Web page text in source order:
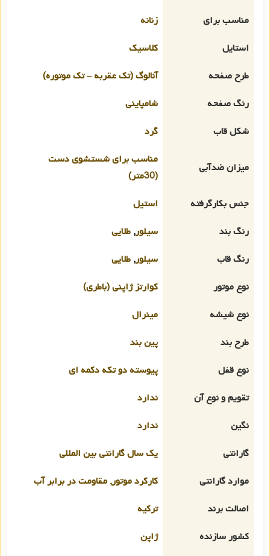
مناسب برای
زنانه
استایل
کلاسیک
طرح صفحه
آنالوگ (تک عقربه – تک موتوره)
رنگ صفحه
شامپاینی
شکل قاب
گرد
میزان ضدآبی
مناسب برای شستشوی دست
(30متر)
جنس بکارگرفته
استیل
رنگ بند
سیلور, طلایی
رنگ قاب
سیلور, طلایی
نوع موتور
کوارتز ژاپنی (باطری)
نوع شیشه
مینرال
طرح بند
پین بند
نوع قفل
پیوسته دو تکه دکمه ای
تقویم و نوع آن
ندارد
نگین
ندارد
گارانتی
یک سال گارانتی بین المللی
موارد گارانتی
کارکرد موتور, مقاومت در برابر آب
اصالت برند
ترکیه
کشور سازنده
ژاپن